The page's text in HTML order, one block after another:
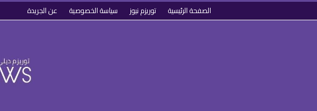
الصفحة الرئيسية توريزم نيوز سياسة الخصوصية عن الجريدة